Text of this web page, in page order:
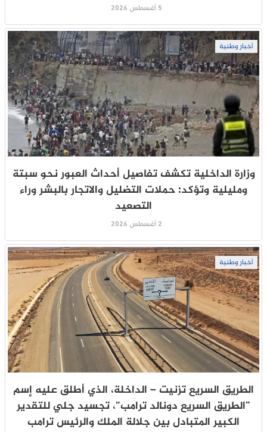
5 أغسطس 2026
أخبار وطنية
وزارة الداخلية تكشف تفاصيل أحداث العبور نحو سبتة
ومليلية وتؤكد: حملات التضليل والاتجار بالبشر وراء
التصعيد
2 أغسطس 2026
أخبار وطنية
الطريق السريع تزنيت – الداخلة، الذي أطلق عليه إسم
“الطريق السريع دونالد ترامب”، تجسيد جلي للتقدير
الكبير المتبادل بين جلالة الملك والرئيس ترامب